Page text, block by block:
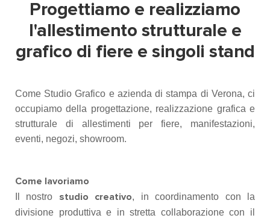
Progettiamo e realizziamo
l'allestimento strutturale e
grafico di fiere e singoli stand
Come Studio Grafico e azienda di stampa di Verona, ci
occupiamo della progettazione, realizzazione grafica e
strutturale di allestimenti per fiere, manifestazioni,
eventi, negozi, showroom.
Come lavoriamo
Il nostro studio creativo, in coordinamento con la
divisione produttiva e in stretta collaborazione con il